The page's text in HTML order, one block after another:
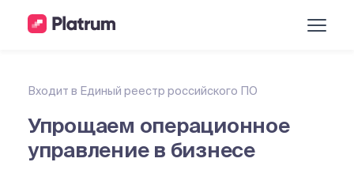
Входит в Единый реестр российского ПО
Упрощаем операционное
управление в бизнесе